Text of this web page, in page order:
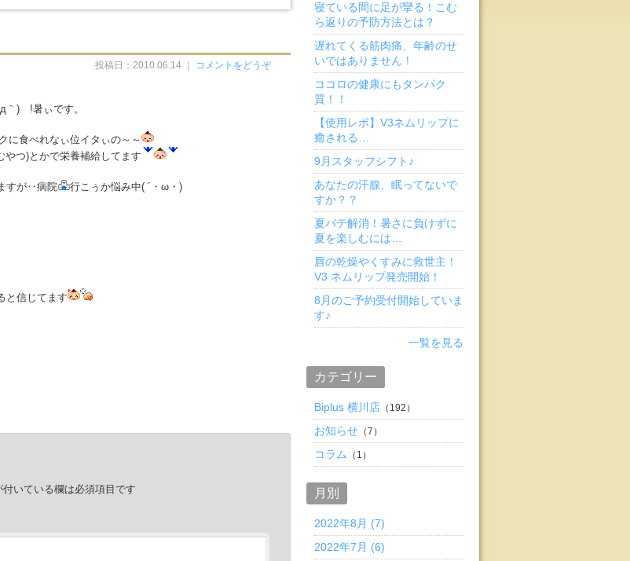
投稿日：2010.06.14 ｜ コメントをどうぞ
｀)ゞ!暑ぃです。
に食べれなぃ位イタぃの～～
やつ)とかで栄養補給してます
すが‥病院
行こぅか悩み中( ´・ω・)
と信じてます
付いている欄は必須項目です
寝ている間に足が攣る！こむ
ら返りの予防方法とは？
遅れてくる筋肉痛、年齢のせ
いではありません！
ココロの健康にもタンパク
質！！
【使用レポ】V3ネムリップに
癒される…
9月スタッフシフト♪
あなたの汗腺、眠ってないで
すか？？
夏バテ解消！暑さに負けずに
夏を楽しむには…
唇の乾燥やくすみに救世主！
V3 ネムリップ発売開始！
8月のご予約受付開始していま
す♪
一覧を見る
カテゴリー
Biplus 横川店 （192）
お知らせ （7）
コラム （1）
月別
2022年8月 (7)
2022年7月 (6)